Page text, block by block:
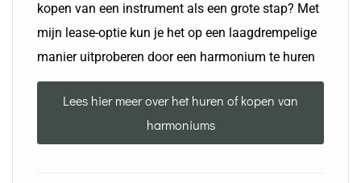
kopen van een instrument als een grote stap? Met
mijn lease-optie kun je het op een laagdrempelige
manier uitproberen door een harmonium te huren
Lees hier meer over het huren of kopen van
harmoniums